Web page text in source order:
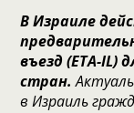
ВИзраиле
въезд(ETA-IL)
стран.
в Израиль